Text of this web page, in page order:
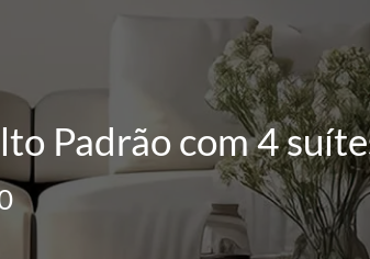
Padrão com 4